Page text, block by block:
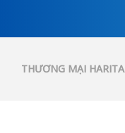
THƯƠNG MẠI HARITA